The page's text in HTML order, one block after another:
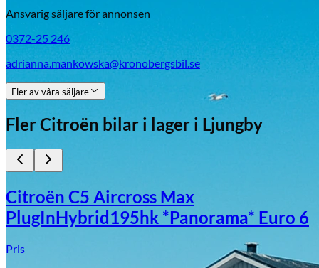
MopedbilPickupTransportbilPersonbil
Visa alla fordon
Ansvarig säljare för annonsen
0372-25 246
adrianna.mankowska@kronobergsbil.se
Fler av våra säljare
FlerCitroën bilar i lager i Ljungby
Citroën C5 Aircross Max
PlugInHybrid195hk *Panorama* Euro 6
Pris